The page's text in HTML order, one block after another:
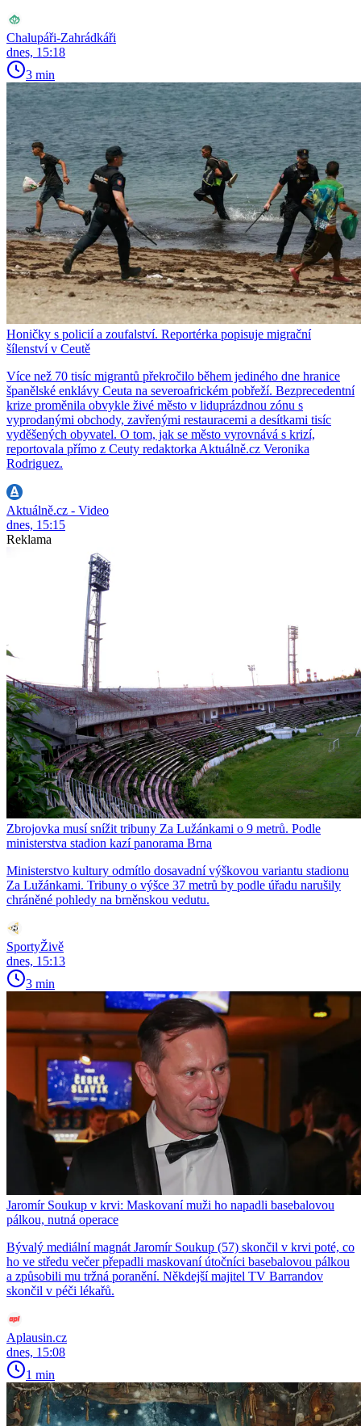
Chalupáři-Zahrádkáři
dnes, 15:18
3 min
Honičky s policií a zoufalství. Reportérka popisuje migrační
šílenství v Ceutě
Více než 70 tisíc migrantů překročilo během jediného dne hranice
španělské enklávy Ceuta na severoafrickém pobřeží. Bezprecedentní
krize proměnila obvykle živé město v liduprázdnou zónu s
vyprodanými obchody, zavřenými restauracemi a desítkami tisíc
vyděšených obyvatel. O tom, jak se město vyrovnává s krizí,
reportovala přímo z Ceuty redaktorka Aktuálně.cz Veronika
Rodriguez.
Aktuálně.cz - Video
dnes, 15:15
Reklama
Zbrojovka musí snížit tribuny Za Lužánkami o 9 metrů. Podle
ministerstva stadion kazí panorama Brna
Ministerstvo kultury odmítlo dosavadní výškovou variantu stadionu
Za Lužánkami. Tribuny o výšce 37 metrů by podle úřadu narušily
chráněné pohledy na brněnskou vedutu.
SportyŽivě
dnes, 15:13
3 min
Jaromír Soukup v krvi: Maskovaní muži ho napadli basebalovou
pálkou, nutná operace
Bývalý mediální magnát Jaromír Soukup (57) skončil v krvi poté, co
ho ve středu večer přepadli maskovaní útočníci basebalovou pálkou
a způsobili mu tržná poranění. Někdejší majitel TV Barrandov
skončil v péči lékařů.
Aplausin.cz
dnes, 15:08
1 min